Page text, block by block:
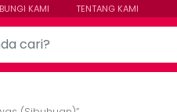
KAMI TENTANG KAMI